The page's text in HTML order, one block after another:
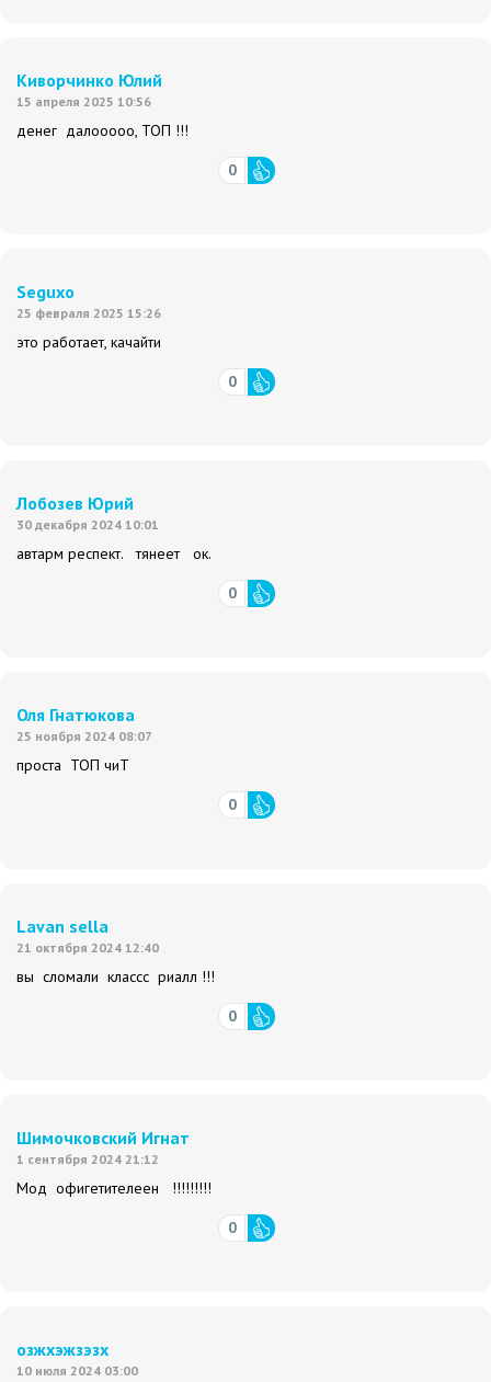
Киворчинко Юлий
15 апреля 2025 10:56
денег далооооо, ТОП !!!
0
Seguxo
25 февраля 2025 15:26
это работает, качайти
0
Лобозев Юрий
30 декабря 2024 10:01
автарм респект. тянеет ок.
0
Оля Гнатюкова
25 ноября 2024 08:07
проста ТОП чиТ
0
Lavan sella
21 октября 2024 12:40
вы сломали классс риалл !!!
0
Шимочковский Игнат
1 сентября 2024 21:12
Мод офигетителеен !!!!!!!!!
0
озжхэжзэзх
10 июля 2024 03:00